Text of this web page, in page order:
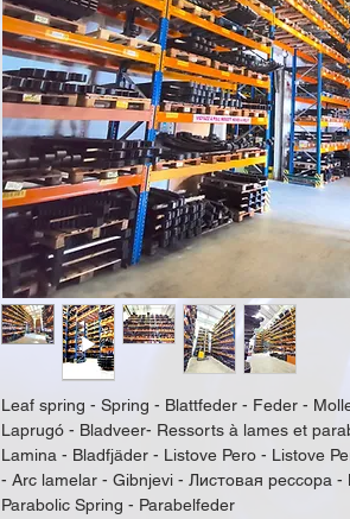
Leaf spring - Spring - Blattfeder - Feder -
Laprugó - Bladveer- Ressorts à lames et
Lamina - Bladfjäder - Listove Pero - Listove
- Arc lamelar - Gibnjevi - Листовая рессора
Parabolic Spring - Parabelfeder